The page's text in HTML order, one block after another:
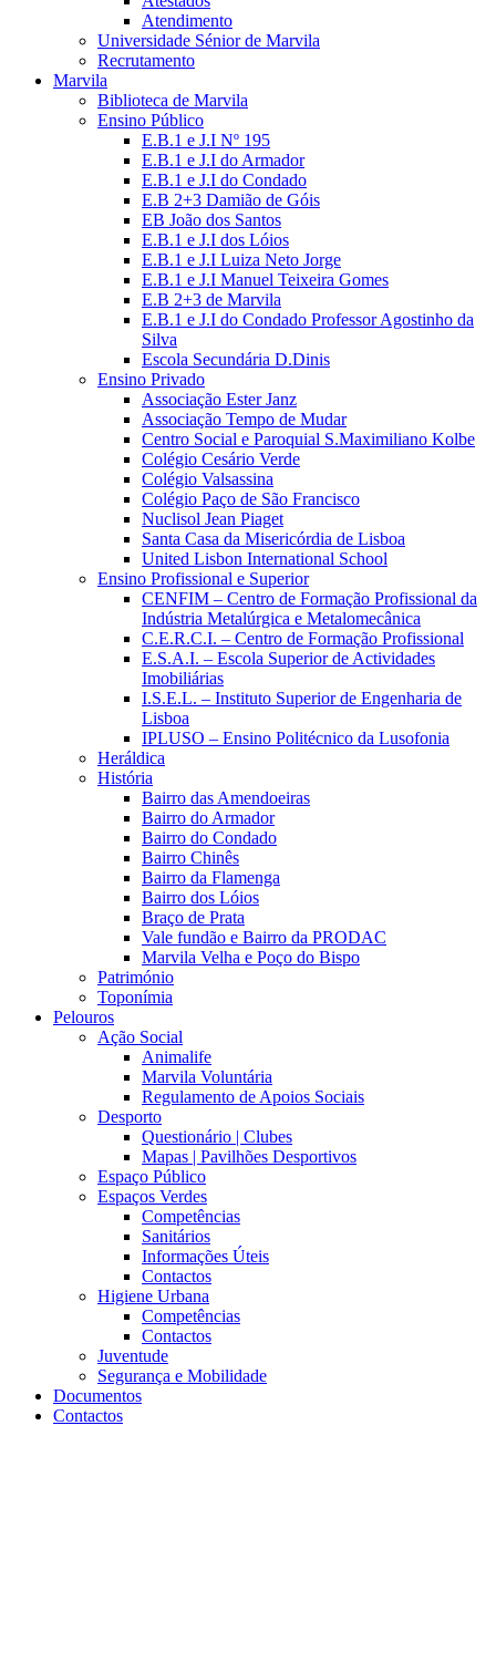
Atendimento
Universidade Sénior de Marvila
Recrutamento
Marvila
Biblioteca de Marvila
Ensino Público
E.B.1 e J.I Nº 195
E.B.1 e J.I do Armador
E.B.1 e J.I do Condado
E.B 2+3 Damião de Góis
EB João dos Santos
E.B.1 e J.I dos Lóios
E.B.1 e J.I Luiza Neto Jorge
E.B.1 e J.I Manuel Teixeira Gomes
E.B 2+3 de Marvila
E.B.1 e J.I do Condado Professor Agostinho da
Silva
Escola Secundária D.Dinis
Ensino Privado
Associação Ester Janz
Associação Tempo de Mudar
Centro Social e Paroquial S.Maximiliano Kolbe
Colégio Cesário Verde
Colégio Valsassina
Colégio Paço de São Francisco
Nuclisol Jean Piaget
Santa Casa da Misericórdia de Lisboa
United Lisbon International School
Ensino Profissional e Superior
CENFIM – Centro de Formação Profissional da
Indústria Metalúrgica e Metalomecânica
C.E.R.C.I. – Centro de Formação Profissional
E.S.A.I. – Escola Superior de Actividades
Imobiliárias
I.S.E.L. – Instituto Superior de Engenharia de
Lisboa
IPLUSO – Ensino Politécnico da Lusofonia
Heráldica
História
Bairro das Amendoeiras
Bairro do Armador
Bairro do Condado
Bairro Chinês
Bairro da Flamenga
Bairro dos Lóios
Braço de Prata
Vale fundão e Bairro da PRODAC
Marvila Velha e Poço do Bispo
Património
Toponímia
Pelouros
Ação Social
Animalife
Marvila Voluntária
Regulamento de Apoios Sociais
Desporto
Questionário | Clubes
Mapas | Pavilhões Desportivos
Espaço Público
Espaços Verdes
Competências
Sanitários
Informações Úteis
Contactos
Higiene Urbana
Competências
Contactos
Juventude
Segurança e Mobilidade
Documentos
Contactos